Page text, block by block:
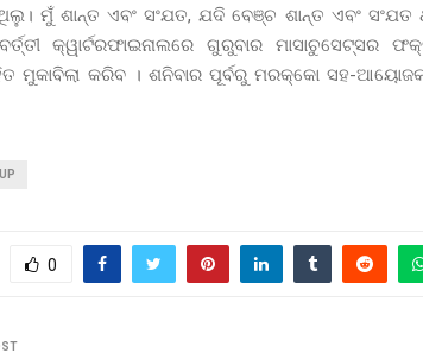
ମୁଁ ଶାନ୍ତ ଏବଂ ସଂଯତ, ଯଦି ବେଞ୍ଚ ଶାନ୍ତ ଏବଂ ସଂଯତ
କ୍ୱାର୍ଟରଫାଇନାଲରେ ଗୁରୁବାର ମାସାଚୁସେଟ୍ସର
ମୁକାବିଲା କରିବ । ଶନିବାର ପୂର୍ବରୁ ମରକ୍କୋ ସହ-ଆୟୋଜକ
0